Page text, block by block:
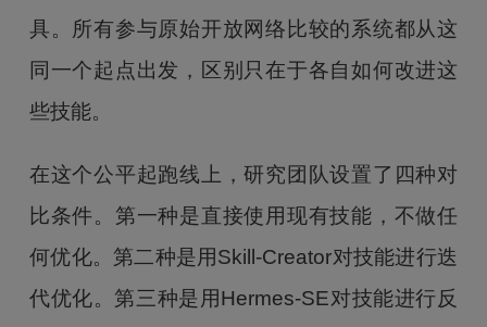
具。所有参与原始开放网络比较的系统都从这
同一个起点出发，区别只在于各自如何改进这
些技能。
在这个公平起跑线上，研究团队设置了四种对
比条件。第一种是直接使用现有技能，不做任
何优化。第二种是用Skill-Creator对技能进行迭
代优化。第三种是用Hermes-SE对技能进行反